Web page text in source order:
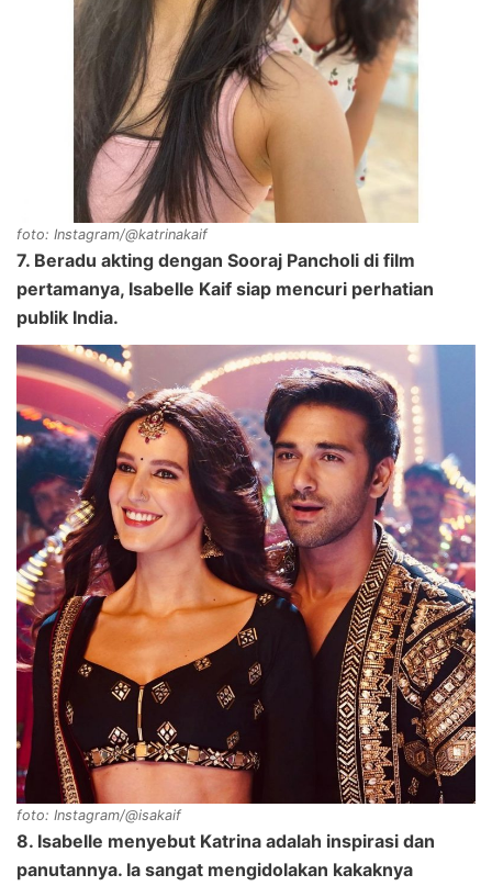
foto: Instagram/@katrinakaif
7. Beradu akting dengan Sooraj Pancholi di film
pertamanya, Isabelle Kaif siap mencuri perhatian
publik India.
foto: Instagram/@isakaif
8. Isabelle menyebut Katrina adalah inspirasi dan
panutannya. Ia sangat mengidolakan kakaknya